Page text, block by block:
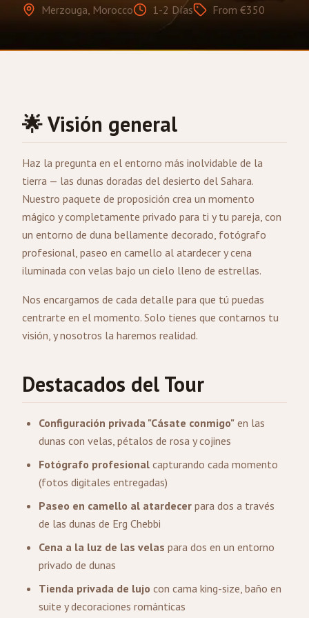
Merzouga, Morocco 1-2 Días From €350
🌟 Visión general
Haz la pregunta en el entorno más inolvidable de la
tierra — las dunas doradas del desierto del Sahara.
Nuestro paquete de proposición crea un momento
mágico y completamente privado para ti y tu pareja, con
un entorno de duna bellamente decorado, fotógrafo
profesional, paseo en camello al atardecer y cena
iluminada con velas bajo un cielo lleno de estrellas.
Nos encargamos de cada detalle para que tú puedas
centrarte en el momento. Solo tienes que contarnos tu
visión, y nosotros la haremos realidad.
Destacados del Tour
Configuración privada "Cásate conmigo" en las
dunas con velas, pétalos de rosa y cojines
Fotógrafo profesional capturando cada momento
(fotos digitales entregadas)
Paseo en camello al atardecer para dos a través
de las dunas de Erg Chebbi
Cena a la luz de las velas para dos en un entorno
privado de dunas
Tienda privada de lujo con cama king-size, baño en
suite y decoraciones románticas